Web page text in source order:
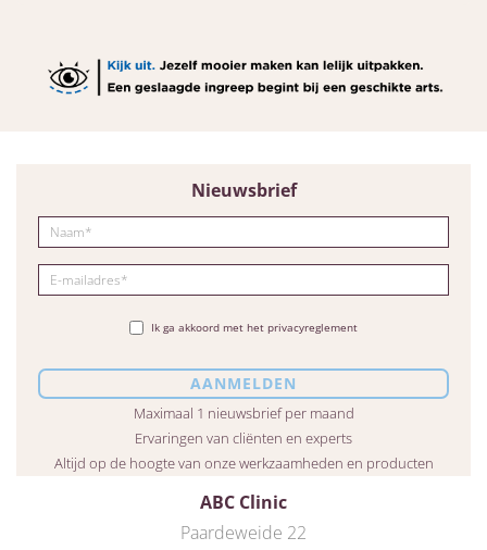
ABC Clinic
Paardeweide 22
Nieuwsbrief
Ik ga akkoord met het privacyreglement
Maximaal 1 nieuwsbrief per maand
Ervaringen van cliënten en experts
Altijd op de hoogte van onze werkzaamheden en producten